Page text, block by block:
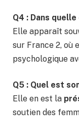
Q4 : Dans
Elle apparaît
sur France 2, où
psychologique
Q5 : Quel est
Elle en est la
soutien des